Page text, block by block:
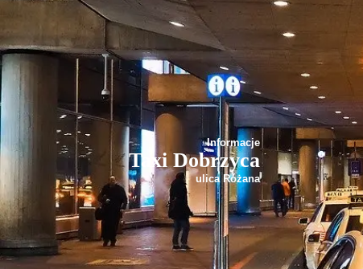
Informacje
Taxi Dobrzyca
ulica Różana